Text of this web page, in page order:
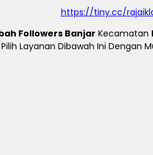
https://tiny.cc/
Followers Banjar Kecamatan
Layanan Dibawah Ini